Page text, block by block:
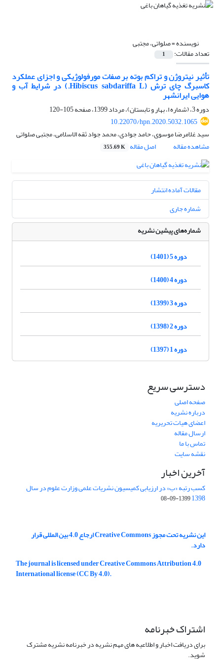
نویسنده =صلواتی، مجتبی
تعداد مقالات: 1
تأثیر نیتروژن و تراکم بوته بر صفات مورفولوژیکی و اجزای عملکرد
کاسبرگ چای ترش (Hibiscus sabdariffa L.) در شرایط آب و
هوایی ایرانشهر
دوره 3، (شماره ا، بهار و تابستان)، مرداد 1399، صفحه
105-120
10.22070/hpn.2020.5032.1065
سید غلامرضا موسوی، حامد جوادی، محمد جواد ثقه الاسلامی، مجتبی صلواتی
مشاهده مقاله
اصل مقاله 355.69 K
مقالات آماده انتشار
شماره جاری
شماره‌های پیشین نشریه
دوره 5 (1401)
دوره 4 (1400)
دوره 3 (1399)
دوره 2 (1398)
دوره 1 (1397)
دسترسی سریع
صفحه اصلی
درباره نشریه
اعضای هیات تحریریه
ارسال مقاله
تماس با ما
نقشه سایت
آخرین اخبار
کسب رتبه «ب» در ارزیابی کمیسیون نشریات علمی وزارت علوم در سال
1398
1399-09-08
این نشریه تحت مجوز Creative Commons ارجاع 4.0 بین المللی قرار
دارد.
The journal is licensed under Creative Commons Attribution 4.0
International license (CC By 4.0).
اشتراک خبرنامه
برای دریافت اخبار و اطلاعیه های مهم نشریه در خبرنامه نشریه مشترک
شوید.